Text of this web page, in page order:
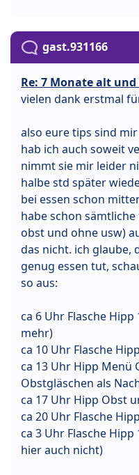
gast.931166
Re: 7 Monate alt
vielen dank erstmal
also eure tips sind
hab ich auch soweit
nimmt sie mir leider
halbe std später
bei essen schon
habe schon
obst und ohne usw)
das nicht. ich glaube,
genug essen tut,
so aus:
ca 6 Uhr Flasche
mehr)
ca 10 Uhr Flasche
ca 13 Uhr Hipp Menü
Obstgläschen als
ca 17 Uhr Hipp Obst
ca 20 Uhr Flasche
ca 3 Uhr Flasche
hier auch nicht)